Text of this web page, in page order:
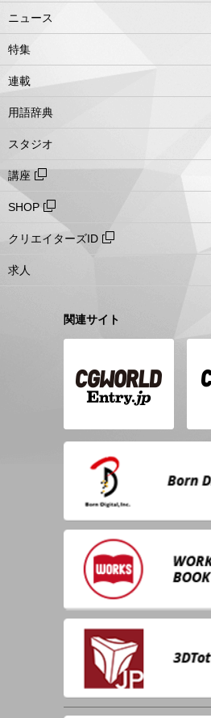
ニュース
特集
連載
用語辞典
スタジオ
講座
SHOP
クリエイターズID
求人
関連サイト